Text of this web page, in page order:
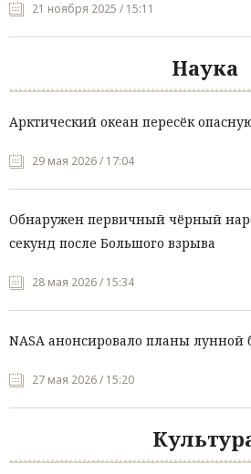
21 ноября 2025 / 15:11
Наука
Арктический океан пересёк
29 мая 2026 / 17:04
Обнаружен первичный чёрный
секунд после Большого взрыва
28 мая 2026 / 15:34
NASA анонсировало планы лунной
27 мая 2026 / 15:20